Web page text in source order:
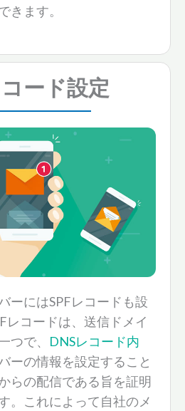
きます。
ード設定
ーにはSPFレコードも設
レコードは、送信ドメイ
つで、 DNSレコード内
ーの情報を設定すること
らの配信である旨を証明
。これによって自社のメ